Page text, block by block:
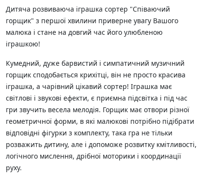
Дитяча розвиваюча іграшка сортер "Співаючий
горщик" з першої хвилини приверне увагу Вашого
малюка і стане на довгий час його улюбленою
іграшкою!
Кумедний, дуже барвистий і симпатичний музичний
горщик сподобається крихітці, він не просто красива
іграшка, а чарівний цікавий сортер! Іграшка має
світлові і звукові ефекти, є приємна підсвітка і під час
гри звучить весела мелодія. Горщик має отвори різної
геометричної форми, в які малюкові потрібно підібрати
відповідні фігурки з комплекту, така гра не тільки
розважить дитину, але і допоможе розвитку кмітливості,
логічного мислення, дрібної моторики і координації
руху.